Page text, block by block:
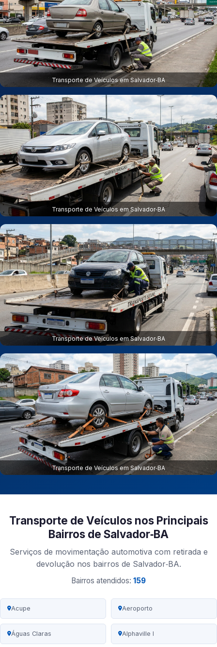
Transporte de Veículos em Salvador‑BA
Transporte de Veículos em Salvador‑BA
Transporte de Veículos em Salvador‑BA
Transporte de Veículos em Salvador‑BA
Transporte de Veículos nos Principais
Bairros de Salvador‑BA
Serviços de movimentação automotiva com retirada e
devolução nos bairros de Salvador‑BA.
Bairros atendidos: 159
Acupe Aeroporto
Águas Claras Alphaville I